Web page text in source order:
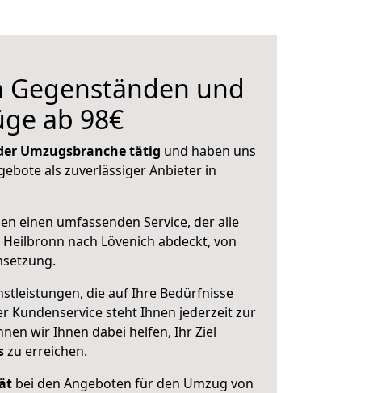
Gegenständen und
ab 98€
Umzugsbranche tätig und haben uns
als zuverlässiger Anbieter in
einen umfassenden Service, der alle
nach Lövenich abdeckt, von
die auf Ihre Bedürfnisse
Kundenservice steht Ihnen jederzeit zur
wir Ihnen dabei helfen, Ihr Ziel
zu erreichen.
bei den Angeboten für den Umzug von